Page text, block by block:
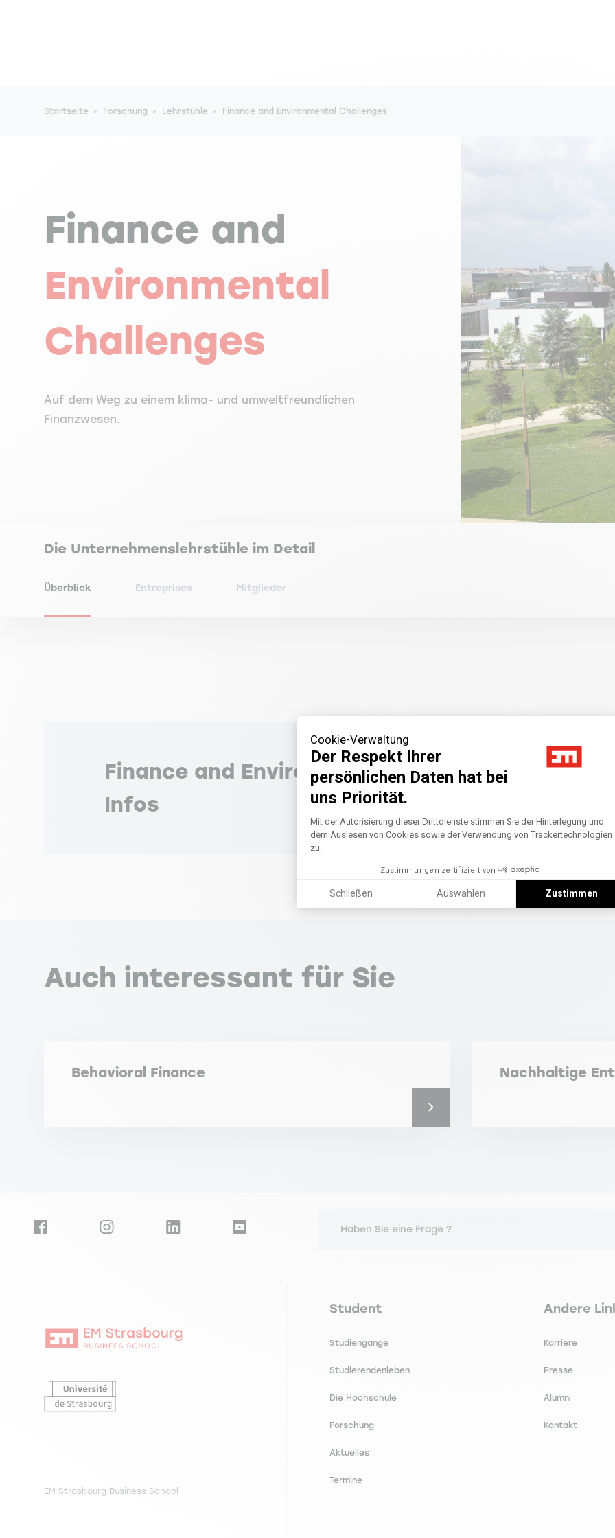
Cookie-Verwaltung
Der Respekt Ihrer
persönlichen Daten hat bei
uns Priorität.
Einwilligungsmanagementplattform:
Mit der Autorisierung dieser Drittdienste stimmen Sie der Hinterlegung und
dem Auslesen von Cookies sowie der Verwendung von Trackertechnologien
zu.
Zustimmungen zertifiziert von
Schließen Auswählen Zustimmen
Pfadnavigation
Startseite Forschung Lehrstühle Finance and Environmental Challenges
Finance and
Environmental
Challenges
Auf dem Weg zu einem klima- und umweltfreundlichen
Finanzwesen.
Die Unternehmenslehrstühle im Detail
Überblick Entreprises Mitglieder
Finance and Environmental Challenges
weitere
Infos
Auch interessant für Sie
Behavioral Finance Nachhaltige
Haben Sie eine Frage ?
EM Strasbourg Business School
Navigation principale footer
Student
Studiengänge
Studierendenleben
Die Hochschule
Forschung
Aktuelles
Termine
Navigation
Andere
Karriere
Presse
Alumni
Kontakt